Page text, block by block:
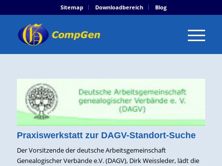
Sitemap Downloadbereich Blog
Praxiswerkstatt zur DAGV-Standort-Suche
Der Vorsitzende der deutsche Arbeitsgemeinschaft
Genealogischer Verbände e.V. (DAGV), Dirk Weissleder, lädt die